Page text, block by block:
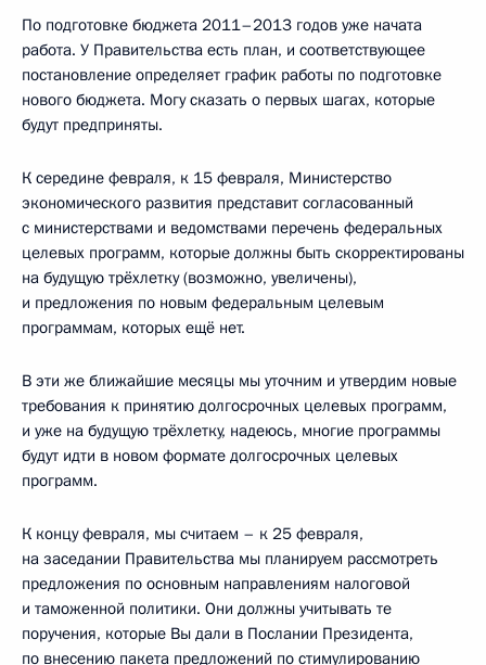
По подготовке бюджета 2011–2013 годов уже начата
работа. У Правительства есть план, и соответствующее
постановление определяет график работы по подготовке
нового бюджета. Могу сказать о первых шагах, которые
будут предприняты.
К середине февраля, к 15 февраля, Министерство
экономического развития представит согласованный
с министерствами и ведомствами перечень федеральных
целевых программ, которые должны быть скорректированы
на будущую трёхлетку (возможно, увеличены),
и предложения по новым федеральным целевым
программам, которых ещё нет.
В эти же ближайшие месяцы мы уточним и утвердим новые
требования к принятию долгосрочных целевых программ,
и уже на будущую трёхлетку, надеюсь, многие программы
будут идти в новом формате долгосрочных целевых
программ.
К концу февраля, мы считаем – к 25 февраля,
на заседании Правительства мы планируем рассмотреть
предложения по основным направлениям налоговой
и таможенной политики. Они должны учитывать те
поручения, которые Вы дали в Послании Президента,
по внесению пакета предложений по стимулированию